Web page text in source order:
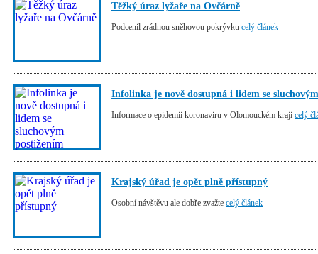
Těžký úraz lyžaře na Ovčárně
Podcenil zrádnou sněhovou pokrývku celý článek
Infolinka je nově dostupná i lidem se
Informace o epidemii koronaviru v Olomouckém kraji celý
Krajský úřad je opět plně přístupný
Osobní návštěvu ale dobře zvažte celý článek